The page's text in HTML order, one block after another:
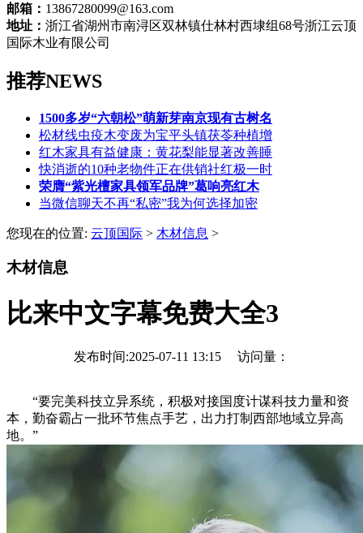
邮箱： 13867280099@163.com
地址： 浙江省湖州市南浔区双林镇仕林村西埭组68号浙江云顶
国际木业有限公司
推荐NEWS
1500多岁“六朝松”萌新芽南京现有古树名
松材线虫疫木变废为宝平头镇茯苓种植增
红木家具有益健康：黄花梨能显著改善睡
快消逝的10种老物件正在供销社红极一时
荣膺“紫光檀家具领军品牌”葛响亮红木
当微信聊天不再“私密”我为何选择加密
您现在的位置: 云顶国际 > 木材信息 >
木材信息
比来中文字幕免费大全3
发布时间:2025-07-11 13:15 访问量：
“要完美科技立异系统，积极对接国度计谋科技力量和资
本，勤奋霸占一批环节焦点手艺，出力打制西部地域立异高
地。”